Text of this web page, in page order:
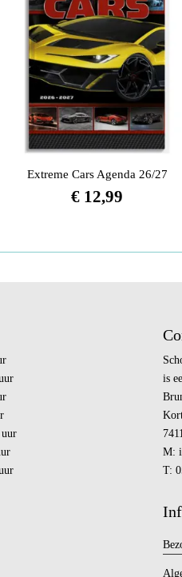
Extreme Cars Agenda 26/27
€ 12,99
is
M:
T: